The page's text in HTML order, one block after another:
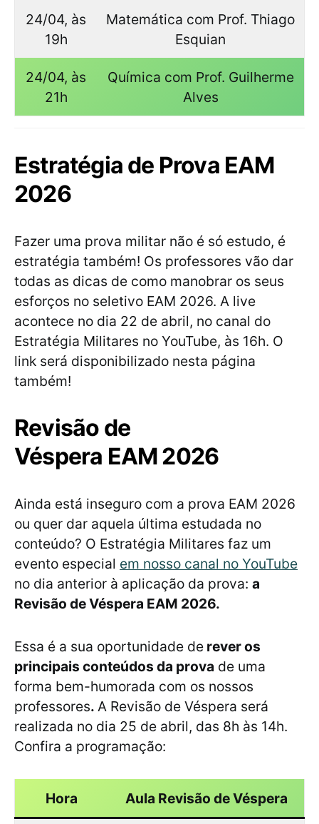
24/04, às
19h
Matemática com Prof. Thiago
Esquian
24/04, às
21h
Química com Prof. Guilherme
Alves
Estratégia de Prova EAM
2026
Fazer uma prova militar não é só estudo, é
estratégia também! Os professores vão dar
todas as dicas de como manobrar os seus
esforços no seletivo EAM 2026. A live
acontece no dia 22 de abril, no canal do
Estratégia Militares no YouTube, às 16h. O
link será disponibilizado nesta página
também!
Revisão de
Véspera EAM 2026
Ainda está inseguro com a prova EAM 2026
ou quer dar aquela última estudada no
conteúdo? O Estratégia Militares faz um
evento especial em nosso canal no YouTube
no dia anterior à aplicação da prova: a
Revisão de Véspera EAM 2026.
Essa é a sua oportunidade de rever os
principais conteúdos da prova de uma
forma bem-humorada com os nossos
professores. A Revisão de Véspera será
realizada no dia 25 de abril, das 8h às 14h.
Confira a programação:
Hora Aula Revisão de Véspera